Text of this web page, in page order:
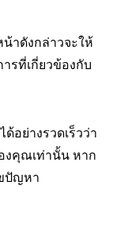
าดังกล่าวจะให้
รที่เกี่ยวข้องกับ
อย่างรวดเร็วว่า
งคุณเท่านั้น หาก
ปัญหา